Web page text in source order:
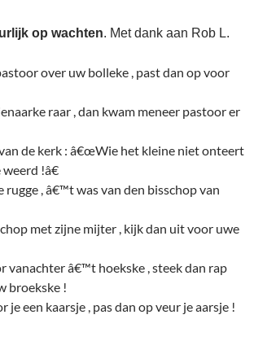
op wachten. Met dank aan Rob L.
over uw bolleke , past dan op voor
raar , dan kwam meneer pastoor er
de kerk : â€œWie het kleine niet onteert
!â€
rugge , â€™t was van den bisschop van
met zijne mijter , kijk dan uit voor uwe
vanachter â€™t hoekske , steek dan rap
broekske !
je een kaarsje , pas dan op veur je aarsje !